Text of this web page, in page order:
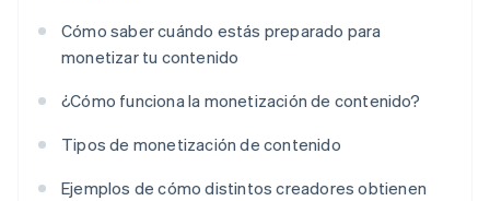
Cómo saber cuándo estás preparado para
monetizar tu contenido
¿Cómo funciona la monetización de contenido?
Tipos de monetización de contenido
Ejemplos de cómo distintos creadores obtienen